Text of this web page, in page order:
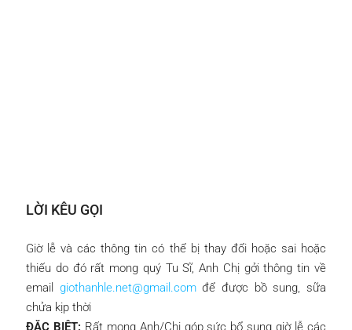
LỜI KÊU GỌI
Giờ lễ và các thông tin có thể bị thay đổi hoặc sai hoặc
thiếu do đó rất mong quý Tu Sĩ, Anh Chị gởi thông tin về
email giothanhle.net@gmail.comđể được bồ sung, sữa
chửa kịp thời
ĐẶC BIỆT: Rất mong Anh/Chị góp sức bổ sung giờ lễ các